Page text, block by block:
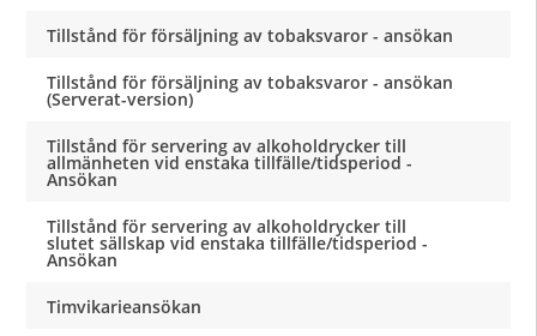
Tillstånd för försäljning av tobaksvaror - ansökan
Tillstånd för försäljning av tobaksvaror - ansökan
(Serverat-version)
Tillstånd för servering av alkoholdrycker till
allmänheten vid enstaka tillfälle/tidsperiod -
Ansökan
Tillstånd för servering av alkoholdrycker till
slutet sällskap vid enstaka tillfälle/tidsperiod -
Ansökan
Timvikarieansökan